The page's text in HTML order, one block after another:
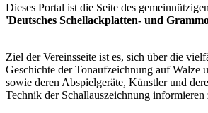
Dieses Portal ist die Seite des
'Deutsches Schellackplatten- und
Ziel der Vereinsseite ist es, sich über die
Geschichte der Tonaufzeichnung auf Walze
sowie deren Abspielgeräte, Künstler und
Technik der Schallauszeichnung informieren